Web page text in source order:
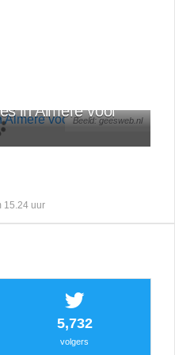
Beeld: geesweb.nl
in Almere voor
15.24 uur
5,732
volgers